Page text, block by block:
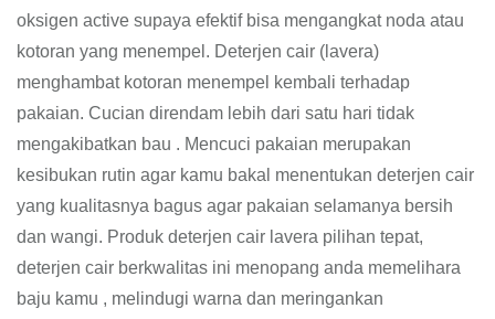
oksigen active supaya efektif bisa mengangkat noda atau
kotoran yang menempel. Deterjen cair (lavera)
menghambat kotoran menempel kembali terhadap
pakaian. Cucian direndam lebih dari satu hari tidak
mengakibatkan bau . Mencuci pakaian merupakan
kesibukan rutin agar kamu bakal menentukan deterjen cair
yang kualitasnya bagus agar pakaian selamanya bersih
dan wangi. Produk deterjen cair lavera pilihan tepat,
deterjen cair berkwalitas ini menopang anda memelihara
baju kamu , melindugi warna dan meringankan